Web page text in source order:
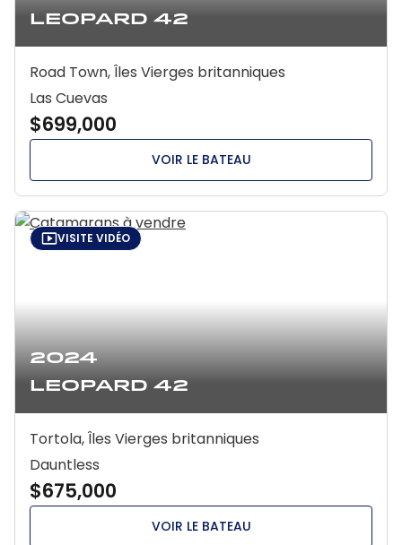
Leopard 42
Road Town, Îles Vierges britanniques
Las Cuevas
$699,000
VOIR LE BATEAU
2024
Leopard 42
VISITE VIDÉO
Tortola, Îles Vierges britanniques
Dauntless
$675,000
VOIR LE BATEAU